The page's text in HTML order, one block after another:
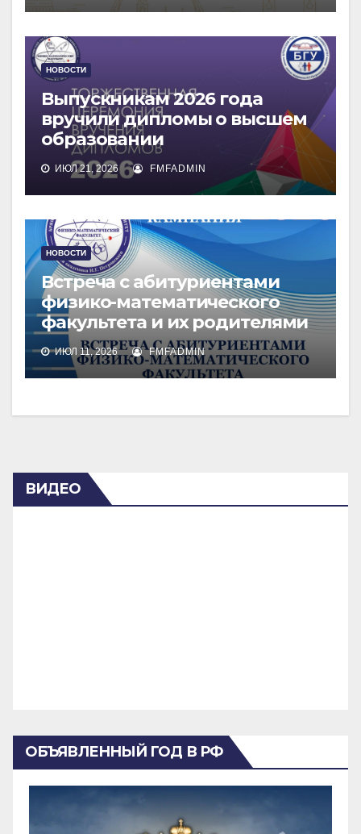
НОВОСТИ
Выпускникам 2026 года
вручили дипломы о высшем
образовании
ИЮЛ 21, 2026 FMFADMIN
НОВОСТИ
Встреча с абитуриентами
физико-математического
факультета и их родителями
ИЮЛ 11, 2026 FMFADMIN
ВИДЕО
ОБЪЯВЛЕННЫЙ ГОД В РФ